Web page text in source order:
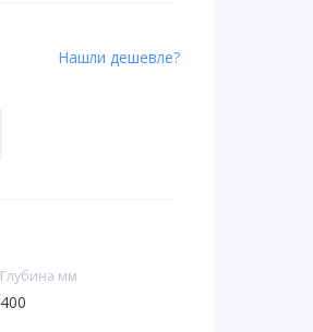
Нашли дешевле?
Глубина мм
400